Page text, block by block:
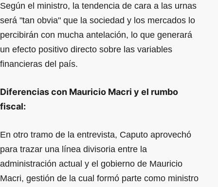
Según el ministro, la tendencia de cara a las urnas
será "tan obvia" que la sociedad y los mercados lo
percibirán con mucha antelación, lo que generará
un efecto positivo directo sobre las variables
financieras del país.
Diferencias con Mauricio Macri y el rumbo
fiscal:
En otro tramo de la entrevista, Caputo aprovechó
para trazar una línea divisoria entre la
administración actual y el gobierno de Mauricio
Macri, gestión de la cual formó parte como ministro